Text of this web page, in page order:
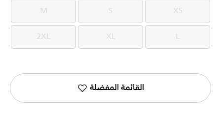
XS
XS
S
S
M
M
L
L
XL
XL
2XL
2XL
القائمة المفضلة